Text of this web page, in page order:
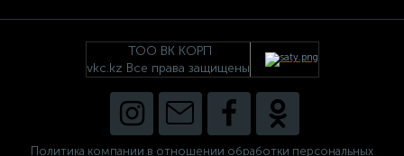
ТОО ВК КОРП
vkc.kz Все права защищены
Политика компании в отношении обработки персональных